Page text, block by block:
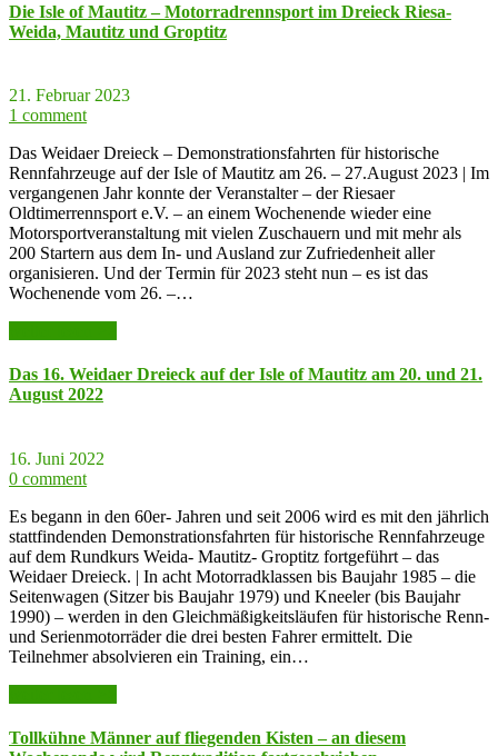
Die Isle of Mautitz – Motorradrennsport im Dreieck Riesa-
Weida, Mautitz und Groptitz
21. Februar 2023
1 comment
Das Weidaer Dreieck – Demonstrationsfahrten für historische
Rennfahrzeuge auf der Isle of Mautitz am 26. – 27.August 2023 | Im
vergangenen Jahr konnte der Veranstalter – der Riesaer
Oldtimerrennsport e.V. – an einem Wochenende wieder eine
Motorsportveranstaltung mit vielen Zuschauern und mit mehr als
200 Startern aus dem In- und Ausland zur Zufriedenheit aller
organisieren. Und der Termin für 2023 steht nun – es ist das
Wochenende vom 26. –…
Das 16. Weidaer Dreieck auf der Isle of Mautitz am 20. und 21.
August 2022
16. Juni 2022
0 comment
Es begann in den 60er- Jahren und seit 2006 wird es mit den jährlich
stattfindenden Demonstrationsfahrten für historische Rennfahrzeuge
auf dem Rundkurs Weida- Mautitz- Groptitz fortgeführt – das
Weidaer Dreieck. | In acht Motorradklassen bis Baujahr 1985 – die
Seitenwagen (Sitzer bis Baujahr 1979) und Kneeler (bis Baujahr
1990) – werden in den Gleichmäßigkeitsläufen für historische Renn-
und Serienmotorräder die drei besten Fahrer ermittelt. Die
Teilnehmer absolvieren ein Training, ein…
Tollkühne Männer auf fliegenden Kisten – an diesem